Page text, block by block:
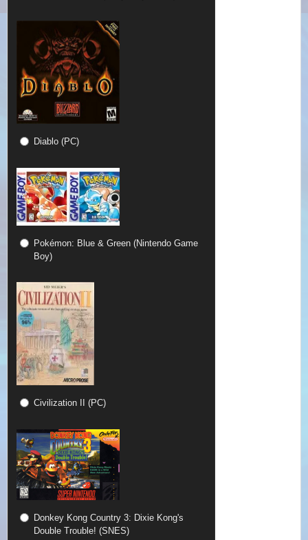
Diablo (PC)
Pokémon: Blue & Green (Nintendo Game
Boy)
Civilization II (PC)
Donkey Kong Country 3: Dixie Kong's
Double Trouble! (SNES)